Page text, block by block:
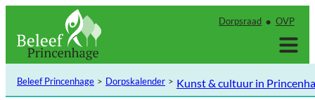
inhoud
Dorpsraad OVP
Beleef Princenhage Dorpskalender Kunst & cultuur in